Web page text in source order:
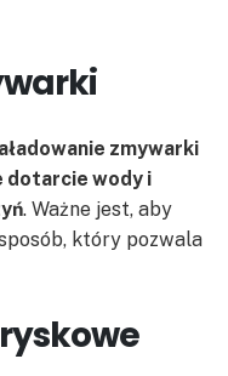
zmywarki
dotarcie wody i
. Ważne jest, aby
który pozwala